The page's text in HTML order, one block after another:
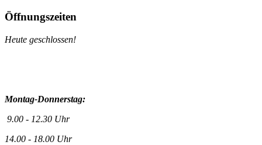
Öffnungszeiten
Heute geschlossen!
Montag-Donnerstag:
9.00 - 12.30 Uhr
14.00 - 18.00 Uhr